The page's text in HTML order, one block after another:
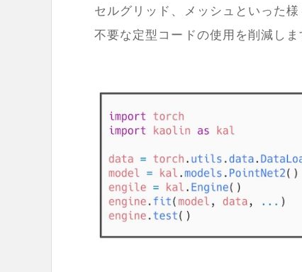
セルグリッド、メッシュといった
不要な定型コードの使用を削減しま